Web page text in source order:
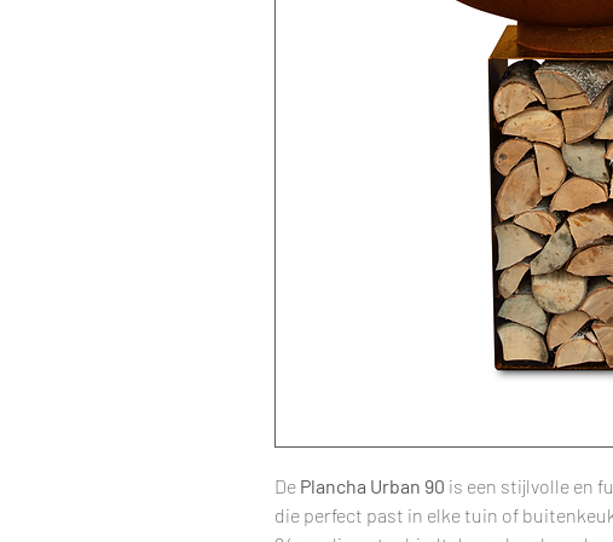
De Plancha Urban 90 is een stijlvolle en
die perfect past in elke tuin of